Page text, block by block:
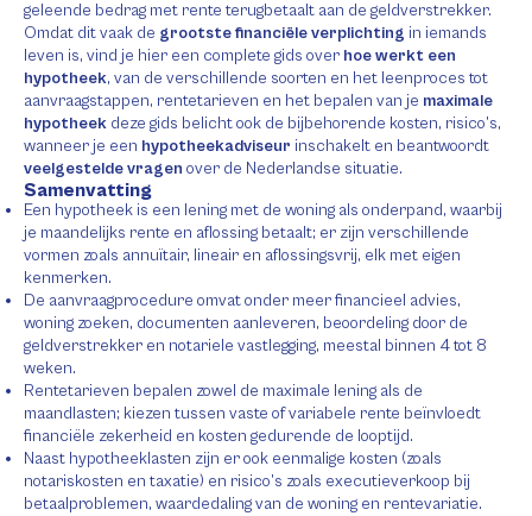
geleende bedrag met rente terugbetaalt aan de geldverstrekker.
Omdat dit vaak de grootste financiële verplichting in iemands
leven is, vind je hier een complete gids over hoe werkt een
hypotheek, van de verschillende soorten en het leenproces tot
aanvraagstappen, rentetarieven en het bepalen van je maximale
hypotheek deze gids belicht ook de bijbehorende kosten, risico’s,
wanneer je een hypotheekadviseur inschakelt en beantwoordt
veelgestelde vragen over de Nederlandse situatie.
Samenvatting
Een hypotheek is een lening met de woning als onderpand, waarbij
je maandelijks rente en aflossing betaalt; er zijn verschillende
vormen zoals annuïtair, lineair en aflossingsvrij, elk met eigen
kenmerken.
De aanvraagprocedure omvat onder meer financieel advies,
woning zoeken, documenten aanleveren, beoordeling door de
geldverstrekker en notariele vastlegging, meestal binnen 4 tot 8
weken.
Rentetarieven bepalen zowel de maximale lening als de
maandlasten; kiezen tussen vaste of variabele rente beïnvloedt
financiële zekerheid en kosten gedurende de looptijd.
Naast hypotheeklasten zijn er ook eenmalige kosten (zoals
notariskosten en taxatie) en risico’s zoals executieverkoop bij
betaalproblemen, waardedaling van de woning en rentevariatie.